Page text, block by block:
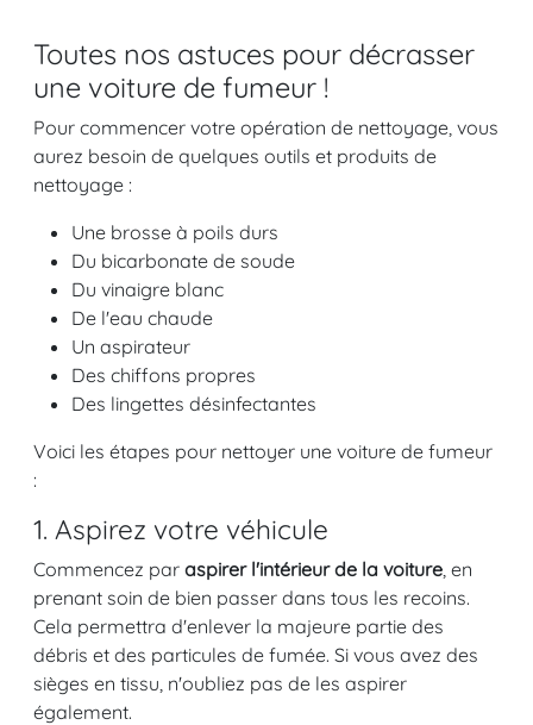
Toutes nos astuces pour décrasser
une voiture de fumeur !
Pour commencer votre opération de nettoyage, vous
aurez besoin de quelques outils et produits de
nettoyage :
Une brosse à poils durs
Du bicarbonate de soude
Du vinaigre blanc
De l'eau chaude
Un aspirateur
Des chiffons propres
Des lingettes désinfectantes
Voici les étapes pour nettoyer une voiture de fumeur
:
1. Aspirez votre véhicule
Commencez par aspirer l'intérieur de la voiture , en
prenant soin de bien passer dans tous les recoins.
Cela permettra d'enlever la majeure partie des
débris et des particules de fumée. Si vous avez des
sièges en tissu, n'oubliez pas de les aspirer
également.